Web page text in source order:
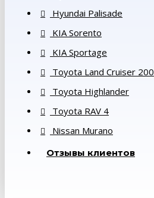
Hyundai Palisade
KIA Sorento
KIA Sportage
Toyota Land Cruiser 200
Toyota Highlander
Toyota RAV 4
Nissan Murano
Отзывы клиентов